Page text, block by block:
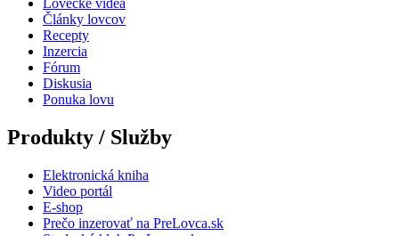
Lovecké videá
Články lovcov
Recepty
Inzercia
Fórum
Diskusia
Ponuka lovu
Produkty / Služby
Elektronická kniha
Video portál
E-shop
Prečo inzerovať na PreLovca.sk